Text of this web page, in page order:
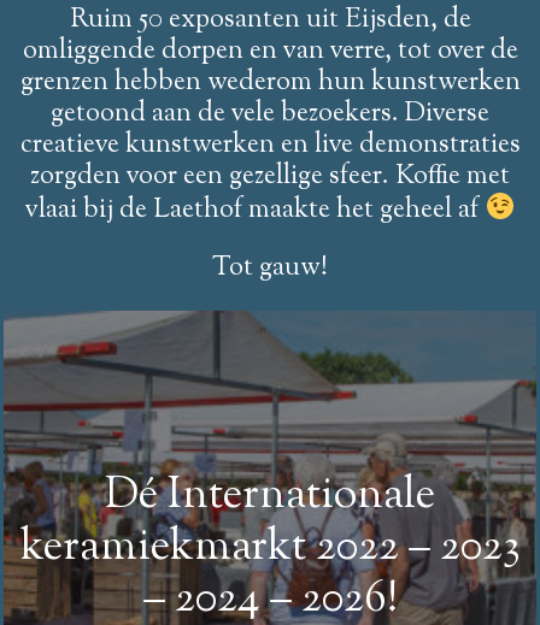
Ruim 50 exposanten uit Eijsden, de
omliggende dorpen en van verre, tot over de
grenzen hebben wederom hun kunstwerken
getoond aan de vele bezoekers. Diverse
creatieve kunstwerken en live demonstraties
zorgden voor een gezellige sfeer. Koffie met
vlaai bij de Laethof maakte het geheel af
Tot gauw!
Dé Internationale
keramiekmarkt 2022 – 2023
– 2024 – 2026!